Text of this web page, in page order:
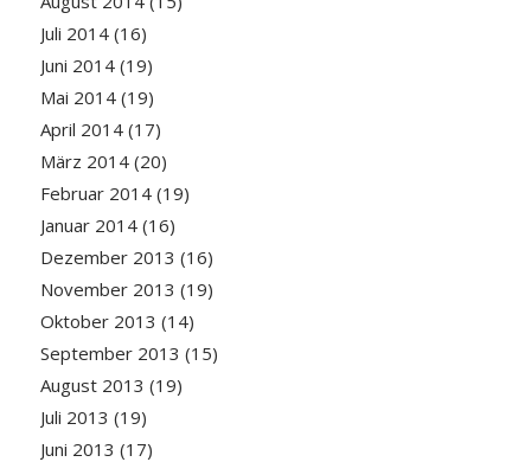
Juli 2014(16)
Juni 2014(19)
Mai 2014(19)
April 2014(17)
März 2014(20)
Februar 2014(19)
Januar 2014(16)
Dezember 2013 (16)
November 2013 (19)
Oktober 2013 (14)
September 2013 (15)
August 2013 (19)
Juli 2013 (19)
Juni 2013 (17)